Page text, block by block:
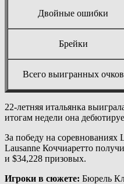
Двойные ошибки
Брейки
Всего выигранных очков
22-летняя итальянка
итогам недели она
За победу на соревнованиях
Lausanne Коччиаретто
и $34,228 призовых.
Игроки в сюжете: Бюрель